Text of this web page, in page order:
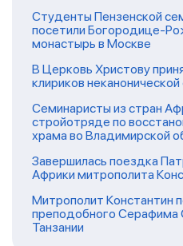
Студенты Пензенской
посетили Богородице-
монастырь в Москве
В Церковь Христову
клириков
Семинаристы из стран
стройотряде по
храма во Владимирской
Завершилась поездка
Африки митрополита
Митрополит Константин
преподобного Серафима
Танзании